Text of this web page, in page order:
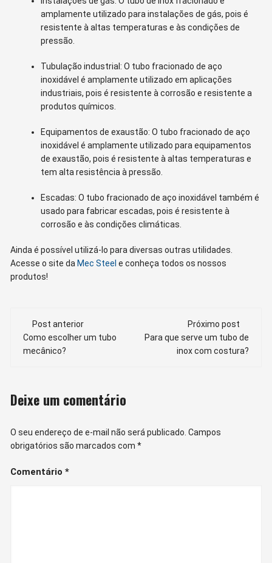
amplamente utilizado para instalações de gás, pois é
resistente à altas temperaturas e às condições de
pressão.
Tubulação industrial: O tubo fracionado de aço
inoxidável é amplamente utilizado em aplicações
industriais, pois é resistente à corrosão e resistente a
produtos químicos.
Equipamentos de exaustão: O tubo fracionado de aço
inoxidável é amplamente utilizado para equipamentos
de exaustão, pois é resistente à altas temperaturas e
tem alta resistência à pressão.
Escadas: O tubo fracionado de aço inoxidável também é
usado para fabricar escadas, pois é resistente à
corrosão e às condições climáticas.
Ainda é possível utilizá-lo para diversas outras utilidades.
Acesse o site da Mec Steel e conheça todos os nossos
produtos!
Navegação
de
Post anterior
Como escolher um tubo
mecânico?
Próximo post
Para que serve um tubo de
inox com costura?
Deixe um comentário
O seu endereço de e-mail não será publicado. Campos
obrigatórios são marcados com*
Comentário*